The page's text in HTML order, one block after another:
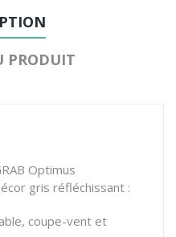
PRODUIT
Optimus
gris réfléchissant :
coupe-vent et